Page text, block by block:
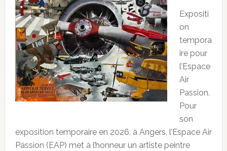
Expositi
on
tempora
ire pour
l’Espace
Air
Passion.
Pour
son
exposition temporaire en 2026, à Angers, l’Espace Air
Passion (EAP) met à l’honneur un artiste peintre